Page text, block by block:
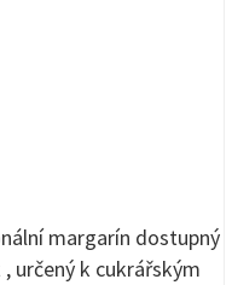
margarín dostupný
určený k cukrářským